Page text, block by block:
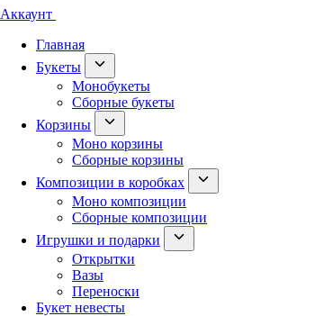
Аккаунт
Главная
Букеты
Монобукеты
Сборные букеты
Корзины
Моно корзины
Сборные корзины
Композиции в коробках
Моно композиции
Сборные композиции
Игрушки и подарки
Открытки
Вазы
Переноски
Букет невесты